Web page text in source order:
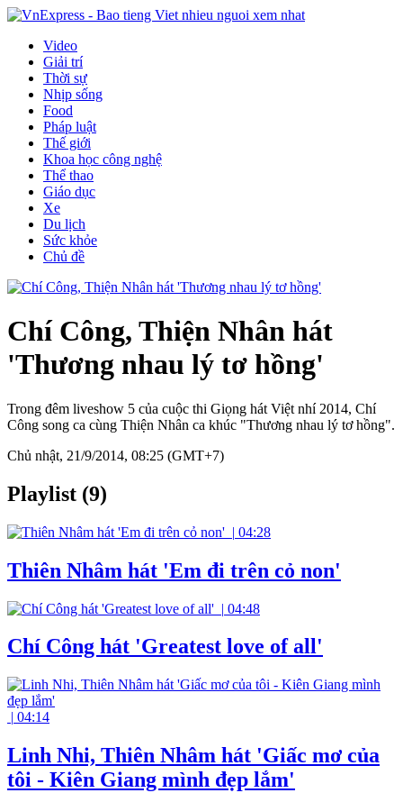
Video
Giải trí
Thời sự
Nhịp sống
Food
Pháp luật
Thế giới
Khoa học công nghệ
Thể thao
Giáo dục
Xe
Du lịch
Sức khỏe
Chủ đề
Chí Công, Thiện Nhân hát
'Thương nhau lý tơ hồng'
Trong đêm liveshow 5 của cuộc thi Giọng hát Việt nhí 2014, Chí
Công song ca cùng Thiện Nhân ca khúc "Thương nhau lý tơ hồng".
Chủ nhật, 21/9/2014, 08:25 (GMT+7)
Playlist (9)
| 04:28
Thiên Nhâm hát 'Em đi trên cỏ non'
| 04:48
Chí Công hát 'Greatest love of all'
| 04:14
Linh Nhi, Thiên Nhâm hát 'Giấc mơ của
tôi - Kiên Giang mình đẹp lắm'